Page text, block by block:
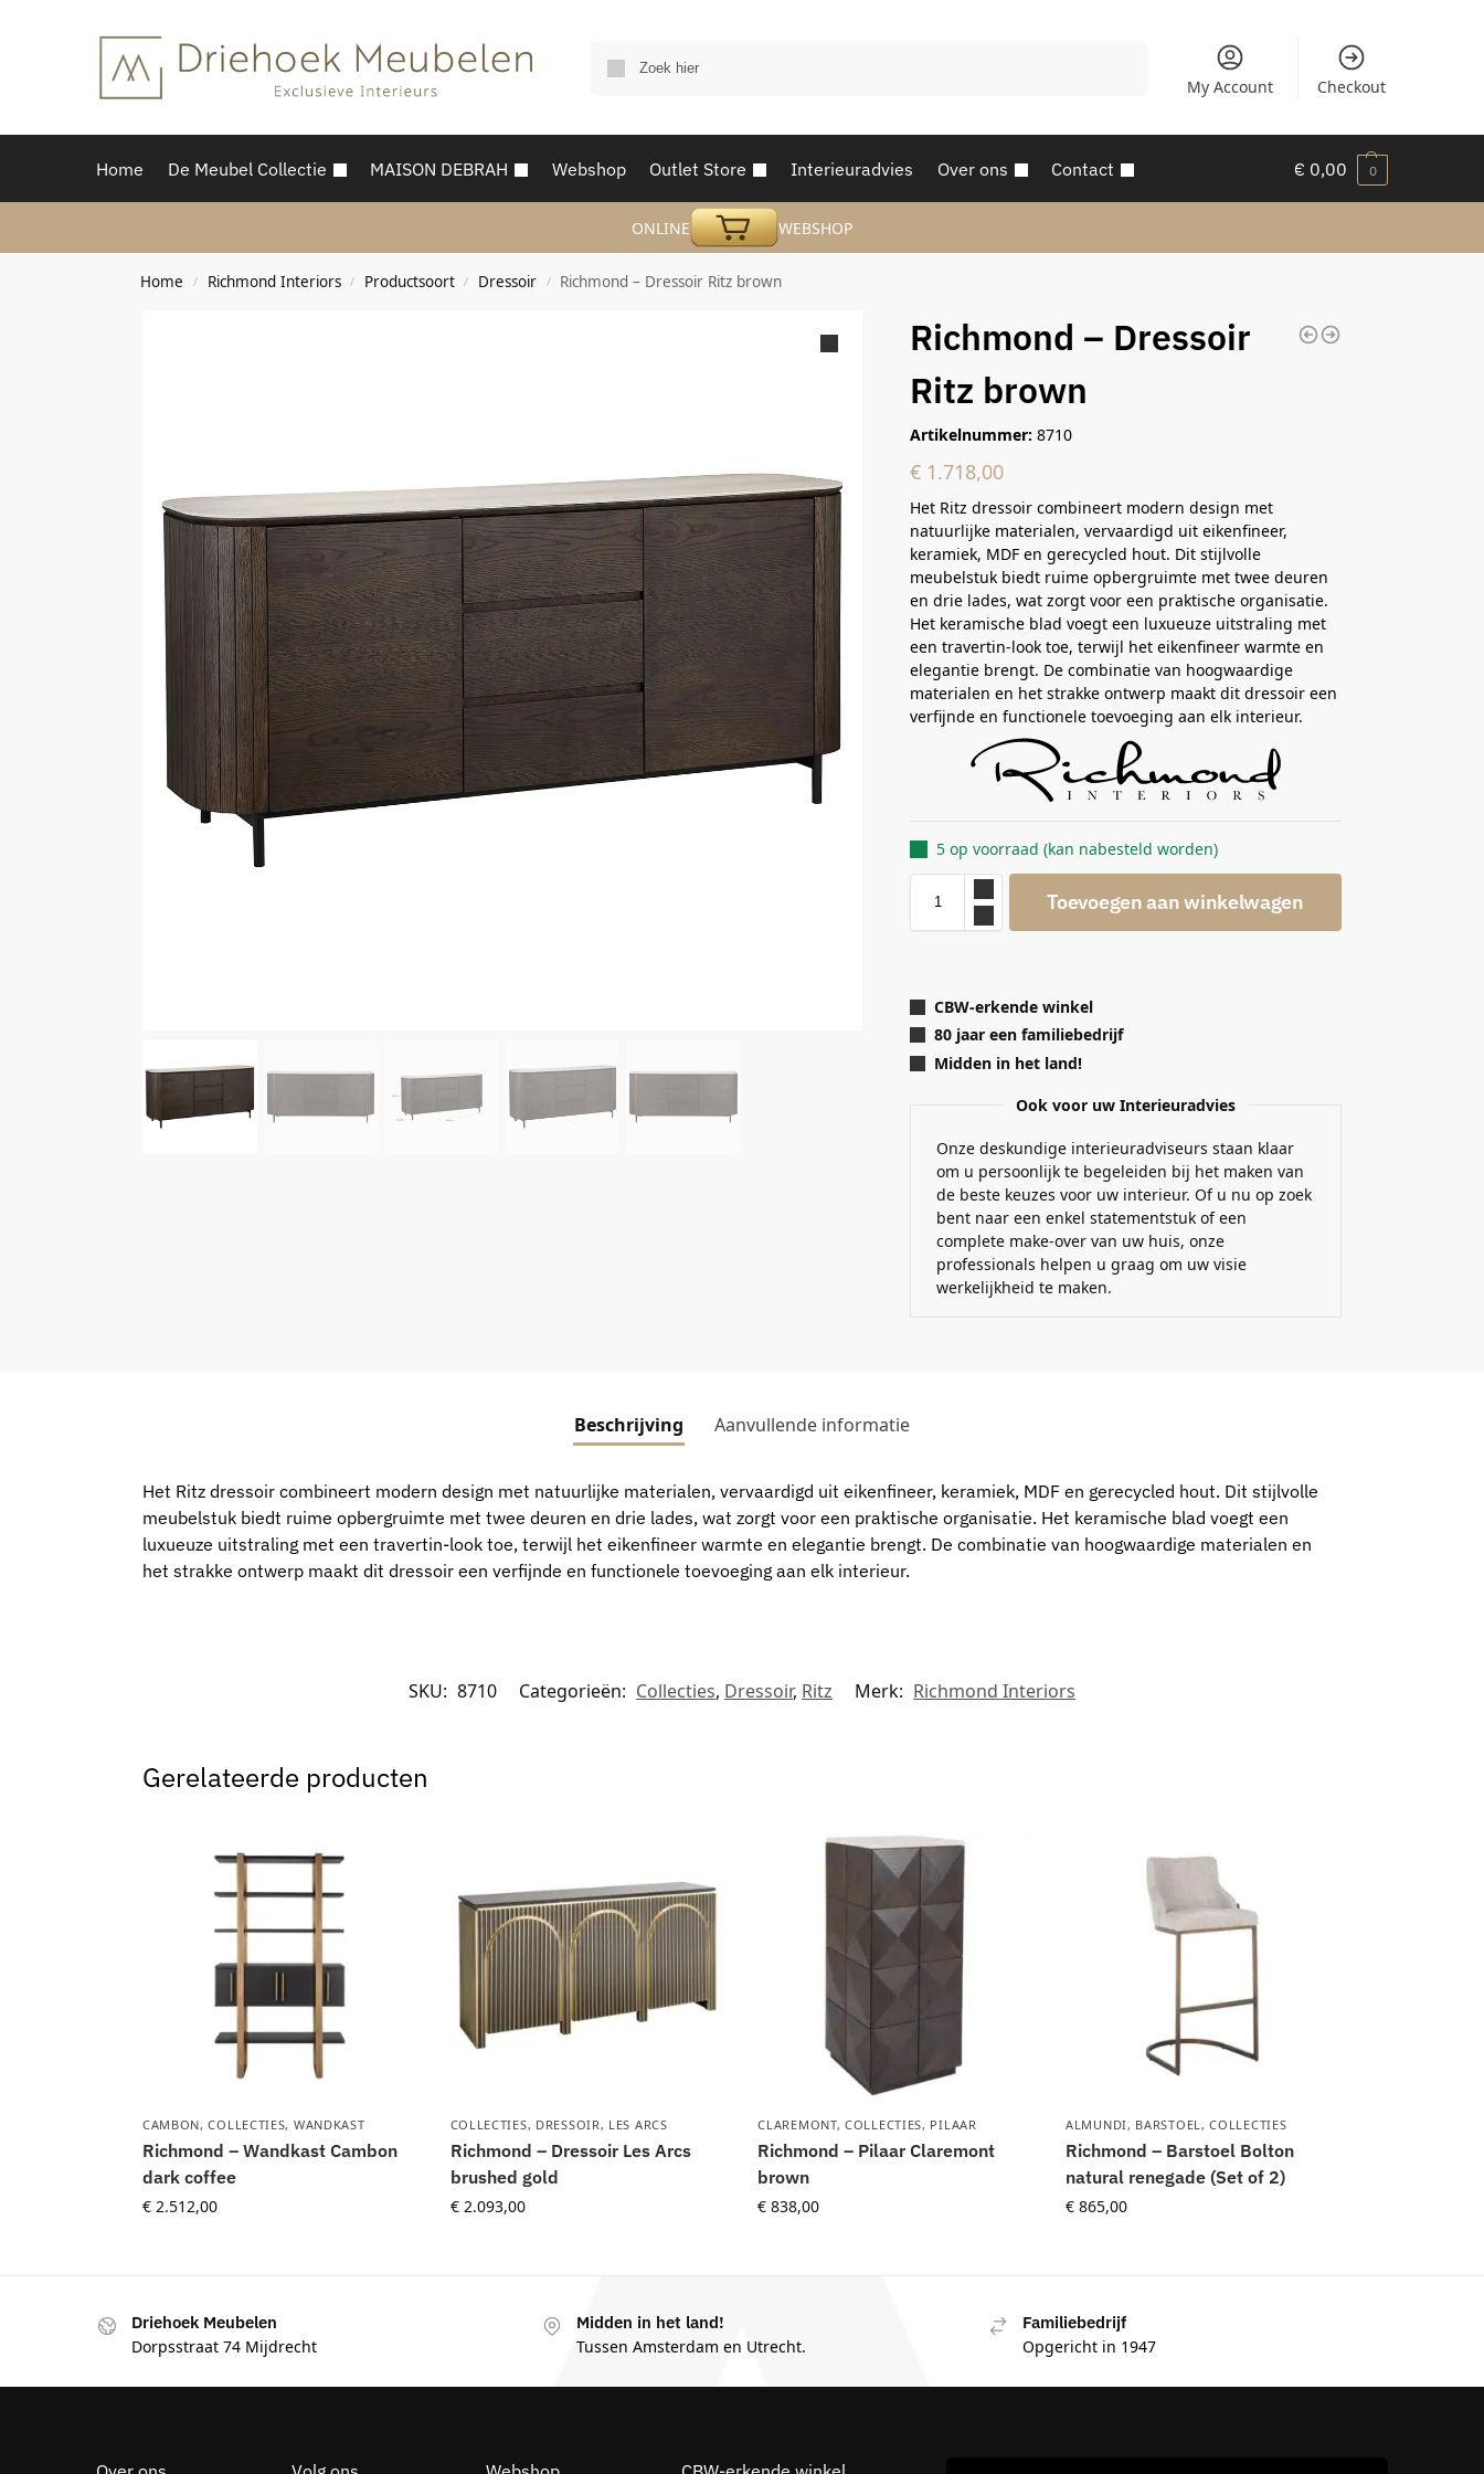
My Account Checkout
Home De Meubel Collectie MAISON DEBRAH Webshop Outlet Store Interieuradvies Over ons Contact € 0,00 0
ONLINE WEBSHOP
Home / Richmond Interiors / Productsoort / Dressoir / Richmond – Dressoir Ritz brown
Richmond – Dressoir
Ritz brown
Artikelnummer: 8710
€ 1.718,00
Het Ritz dressoir combineert modern design met
natuurlijke materialen, vervaardigd uit eikenfineer,
keramiek, MDF en gerecycled hout. Dit stijlvolle
meubelstuk biedt ruime opbergruimte met twee deuren
en drie lades, wat zorgt voor een praktische organisatie.
Het keramische blad voegt een luxueuze uitstraling met
een travertin-look toe, terwijl het eikenfineer warmte en
elegantie brengt. De combinatie van hoogwaardige
materialen en het strakke ontwerp maakt dit dressoir een
verfijnde en functionele toevoeging aan elk interieur.
5 op voorraad (kan nabesteld worden)
Toevoegen aan winkelwagen
CBW-erkende winkel
80 jaar een familiebedrijf
Midden in het land!
Ook voor uw Interieuradvies
Onze deskundige interieuradviseurs staan klaar
om u persoonlijk te begeleiden bij het maken van
de beste keuzes voor uw interieur. Of u nu op zoek
bent naar een enkel statementstuk of een
complete make-over van uw huis, onze
professionals helpen u graag om uw visie
werkelijkheid te maken.
Beschrijving Aanvullende informatie
Het Ritz dressoir combineert modern design met natuurlijke materialen, vervaardigd uit eikenfineer, keramiek, MDF en gerecycled hout. Dit stijlvolle
meubelstuk biedt ruime opbergruimte met twee deuren en drie lades, wat zorgt voor een praktische organisatie. Het keramische blad voegt een
luxueuze uitstraling met een travertin-look toe, terwijl het eikenfineer warmte en elegantie brengt. De combinatie van hoogwaardige materialen en
het strakke ontwerp maakt dit dressoir een verfijnde en functionele toevoeging aan elk interieur.
SKU: 8710 Categorieën: Collecties, Dressoir, Ritz Merk: Richmond Interiors
Gerelateerde producten
CAMBON,COLLECTIES, WANDKAST
Richmond – Wandkast Cambon
dark coffee
€2.512,00
COLLECTIES, DRESSOIR , LES ARCS
Richmond – Dressoir Les Arcs
brushed gold
€2.093,00
CLAREMONT,COLLECTIES, PILAAR
Richmond – Pilaar Claremont
brown
€ 838,00
ALMUNDI, BARSTOEL ,COLLECTIES
Richmond – Barstoel Bolton
natural renegade (Set of 2)
€ 865,00
Driehoek Meubelen
Dorpsstraat 74 Mijdrecht
Midden in het land!
Tussen Amsterdam en Utrecht.
Familiebedrijf
Opgericht in 1947